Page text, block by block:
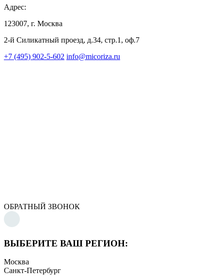
Адрес:
123007, г. Москва
2-й Силикатный проезд, д.34, стр.1, оф.7
+7 (495) 902-5-602 info@micoriza.ru
ОБРАТНЫЙ ЗВОНОК
ВЫБЕРИТЕ ВАШ РЕГИОН:
Москва
Санкт-Петербург